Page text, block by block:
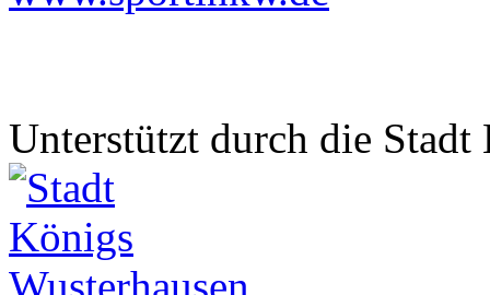
Unterstützt durch die Stadt